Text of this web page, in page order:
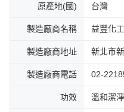
原產地(國) 台灣
製造廠商名稱 益豐化
製造廠商地址 新北市
製造廠商電話 02-
功效 溫和潔